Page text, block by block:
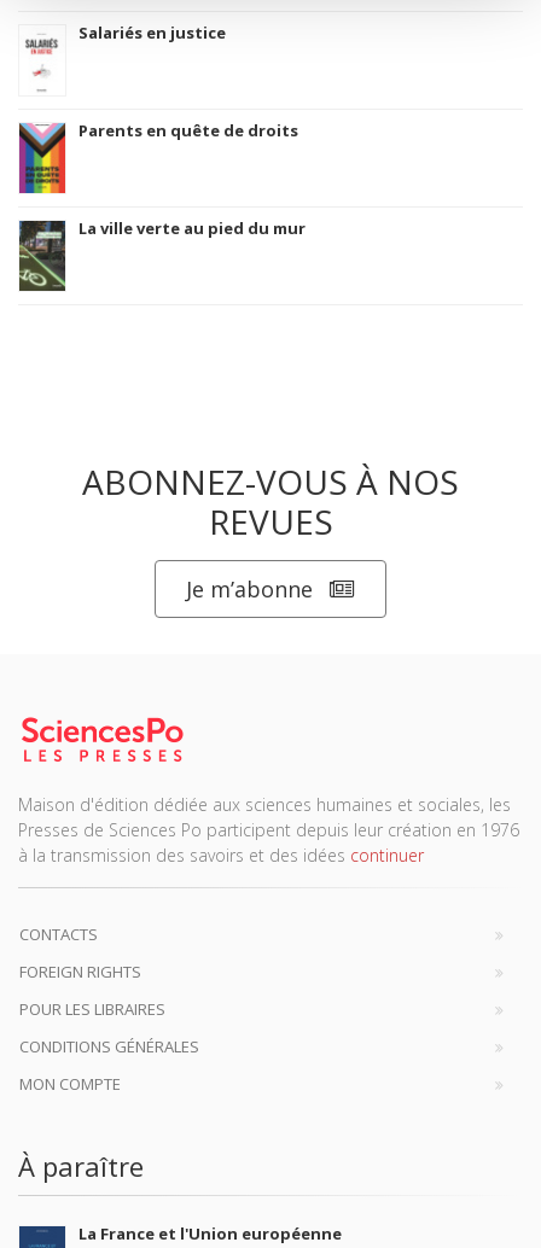
Salariés en justice
Parents en quête de droits
La ville verte au pied du mur
ABONNEZ-VOUS À NOS
REVUES
Je m’abonne
Maison d'édition dédiée aux sciences humaines et sociales, les
Presses de Sciences Po participent depuis leur création en 1976
à la transmission des savoirs et des idées continuer
CONTACTS
FOREIGN RIGHTS
POUR LES LIBRAIRES
CONDITIONS GÉNÉRALES
MON COMPTE
À paraître
La France et l'Union européenne